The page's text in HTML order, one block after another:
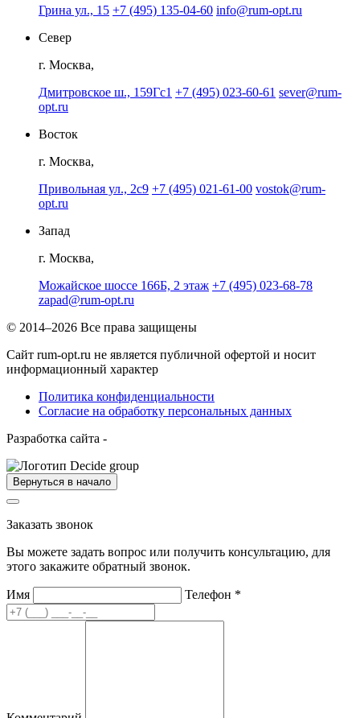
Грина ул., 15 +7 (495) 135-04-60 info@rum-opt.ru
Север
г. Москва,
Дмитровское ш., 159Гс1 +7 (495) 023-60-61 sever@rum-
opt.ru
Восток
г. Москва,
Привольная ул., 2с9 +7 (495) 021-61-00 vostok@rum-
opt.ru
Запад
г. Москва,
Можайское шоссе 166Б, 2 этаж +7 (495) 023-68-78
zapad@rum-opt.ru
© 2014–2026 Все права защищены
Сайт rum-opt.ru не является публичной офертой и носит
информационный характер
Политика конфиденциальности
Согласие на обработку персональных данных
Разработка сайта -
Вернуться в начало
Заказать звонок
Вы можете задать вопрос или получить консультацию, для
этого закажите обратный звонок.
Имя Телефон *